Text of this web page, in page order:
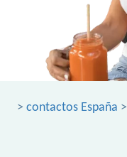
> contactos España >